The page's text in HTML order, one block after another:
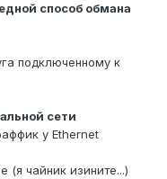
способ обмана
подключенному к
сети
у Ethernet
(я чайник изините...)